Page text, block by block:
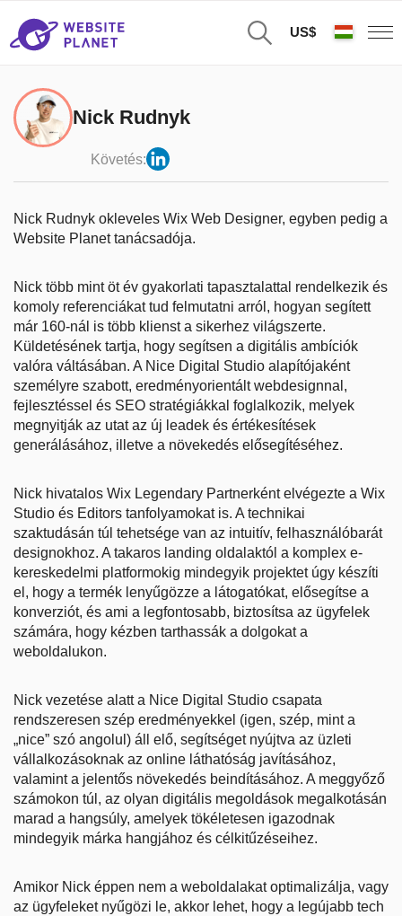
US$
Nick Rudnyk
Követés:
Nick Rudnyk okleveles Wix Web Designer, egyben pedig a
Website Planet tanácsadója.
Nick több mint öt év gyakorlati tapasztalattal rendelkezik és
komoly referenciákat tud felmutatni arról, hogyan segített
már 160-nál is több klienst a sikerhez világszerte.
Küldetésének tartja, hogy segítsen a digitális ambíciók
valóra váltásában. A Nice Digital Studio alapítójaként
személyre szabott, eredményorientált webdesignnal,
fejlesztéssel és SEO stratégiákkal foglalkozik, melyek
megnyitják az utat az új leadek és értékesítések
generálásához, illetve a növekedés elősegítéséhez.
Nick hivatalos Wix Legendary Partnerként elvégezte a Wix
Studio és Editors tanfolyamokat is. A technikai
szaktudásán túl tehetsége van az intuitív, felhasználóbarát
designokhoz. A takaros landing oldalaktól a komplex e-
kereskedelmi platformokig mindegyik projektet úgy készíti
el, hogy a termék lenyűgözze a látogatókat, elősegítse a
konverziót, és ami a legfontosabb, biztosítsa az ügyfelek
számára, hogy kézben tarthassák a dolgokat a
weboldalukon.
Nick vezetése alatt a Nice Digital Studio csapata
rendszeresen szép eredményekkel (igen, szép, mint a
„nice” szó angolul) áll elő, segítséget nyújtva az üzleti
vállalkozásoknak az online láthatóság javításához,
valamint a jelentős növekedés beindításához. A meggyőző
számokon túl, az olyan digitális megoldások megalkotásán
marad a hangsúly, amelyek tökéletesen igazodnak
mindegyik márka hangjához és célkitűzéseihez.
Amikor Nick éppen nem a weboldalakat optimalizálja, vagy
az ügyfeleket nyűgözi le, akkor lehet, hogy a legújabb tech